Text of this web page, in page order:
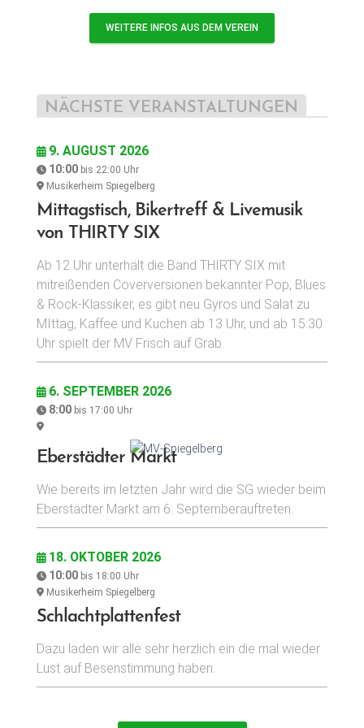
WEITERE INFOS AUS DEM VEREIN
NÄCHSTE VERANSTALTUNGEN
9. AUGUST 2026
10:00 bis 22:00 Uhr
Musikerheim Spiegelberg
Mittagstisch, Bikertreff & Livemusik
von THIRTY SIX
Ab 12 Uhr unterhält die Band THIRTY SIX mit
mitreißenden Coverversionen bekannter Pop, Blues
& Rock-Klassiker, es gibt neu Gyros und Salat zu
MIttag, Kaffee und Kuchen ab 13 Uhr, und ab 15:30
Uhr spielt der MV Frisch auf Grab.
6. SEPTEMBER 2026
8:00 bis 17:00 Uhr
Eberstädter Markt
Wie bereits im letzten Jahr wird die SG wieder beim
Eberstädter Markt am 6. Septemberauftreten.
18. OKTOBER 2026
10:00 bis 18:00 Uhr
Musikerheim Spiegelberg
Schlachtplattenfest
Dazu laden wir alle sehr herzlich ein die mal wieder
Lust auf Besenstimmung haben.